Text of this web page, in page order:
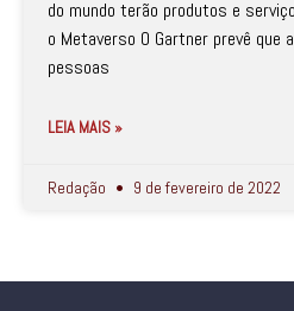
do mundo terão produtos e
o Metaverso O Gartner prevê que
pessoas
LEIA MAIS »
Redação 9 de fevereiro de 2022